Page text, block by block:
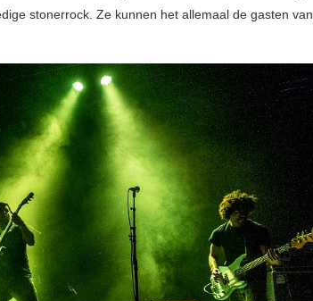
stonerrock. Ze kunnen het allemaal de gasten van